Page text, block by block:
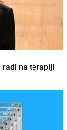
radi na terapiji